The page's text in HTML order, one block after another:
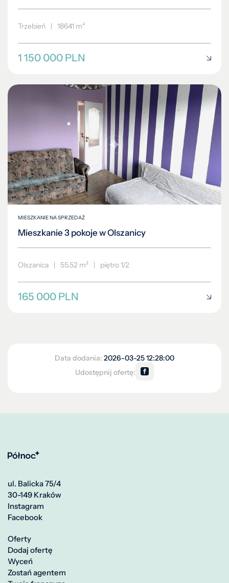
Trzebień | 18641 m2
1 150 000 PLN
MIESZKANIE NA SPRZEDAŻ
Mieszkanie 3 pokoje w Olszanicy
Olszanica 55.52 m² piętro 1/2
165 000 PLN
Data dodania: 2026-03-25 12:28:00
Udostępnij ofertę:
ul. Balicka 75/4
30-149 Kraków
Instagram
Facebook
Oferty
Dodaj ofertę
Wyceń
Zostań agentem